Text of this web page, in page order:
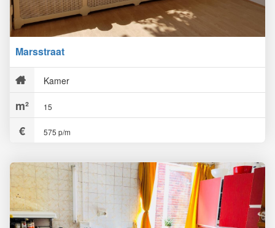
Marsstraat
Kamer
15
575 p/m